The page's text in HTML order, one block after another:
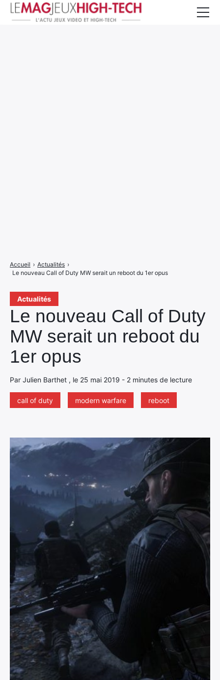
Actualités
Le nouveau Call of Duty
MW serait un reboot du
1er opus
Par Julien Barthet , le 25 mai 2019 - 2 minutes de lecture
call of duty modern warfare reboot
Accueil › Actualités ›
Le nouveau Call of Duty MW serait un reboot du 1er opus